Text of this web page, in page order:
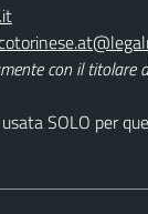
con il titolare
SOLO per